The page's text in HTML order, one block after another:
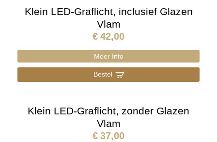
Klein LED-Graflicht, inclusief Glazen
Vlam
€ 42,00
Meer Info
Bestel ]
Klein LED-Graflicht, zonder Glazen
Vlam
€ 37,00